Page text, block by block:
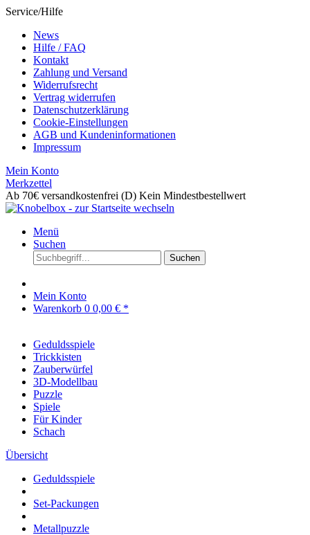
Service/Hilfe
News
Hilfe / FAQ
Kontakt
Zahlung und Versand
Widerrufsrecht
Vertrag widerrufen
Datenschutzerklärung
Cookie-Einstellungen
AGB und Kundeninformationen
Impressum
Mein Konto
Merkzettel
Ab 70€ versandkostenfrei (D) Kein Mindestbestellwert
Menü
Suchen
Suchen
Mein Konto
Warenkorb 0 0,00 € *
Geduldsspiele
Trickkisten
Zauberwürfel
3D-Modellbau
Puzzle
Spiele
Für Kinder
Schach
Übersicht
Geduldsspiele
Set-Packungen
Metallpuzzle